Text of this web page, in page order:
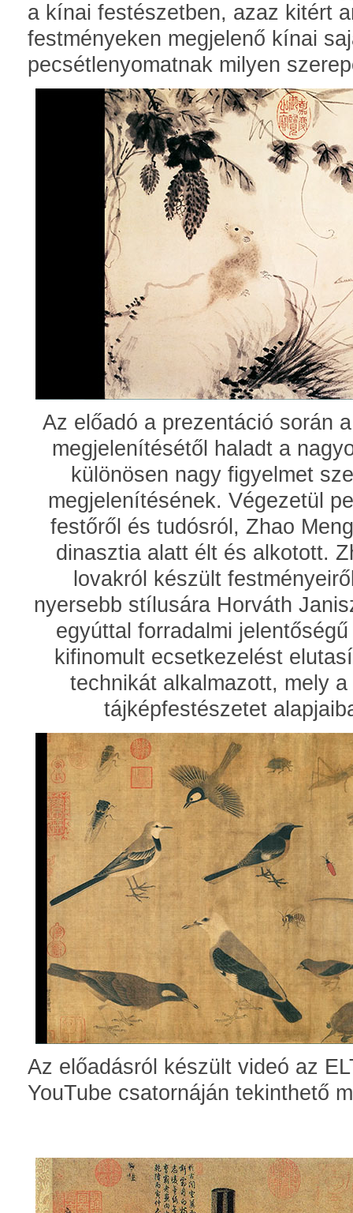
a kínai festészetben, azaz kitért
festményeken megjelenő kínai
pecsétlenyomatnak milyen
Az előadó a prezentáció során
megjelenítésétől haladt a
különösen nagy figyelmet
megjelenítésének. Végezetül
festőről és tudósról, Zhao
dinasztia alatt élt és alkotott.
lovakról készült
nyersebb stílusára Horváth
egyúttal forradalmi
kifinomult ecsetkezelést
technikát alkalmazott, mely
tájképfestészetet
Az előadásról készült videó az
YouTube csatornáján tekinthető